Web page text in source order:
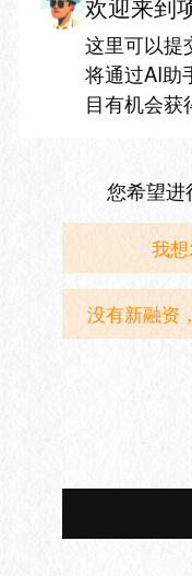
这里可以提
将通过AI助
目有机会获
您希望进
我
没有新融资